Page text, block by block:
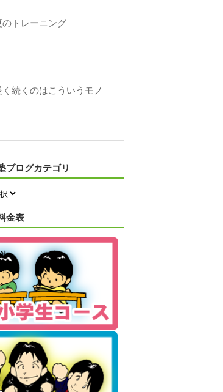
のトレーニング
く続くのはこういうモノ
ブログカテゴリ
金表